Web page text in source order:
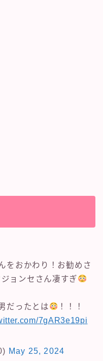
をおかわり！お勧めさ
ョンセさん凄すぎ
だったとは
！！！
7gAR3e19pi
May 25, 2024